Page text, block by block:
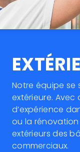
Notre équipe se
extérieure.
d’expérience
ou la
extérieurs des
commerciaux.